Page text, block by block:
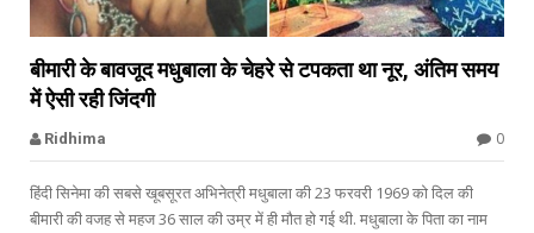

बीमारी के बावजूद मधुबाला के चेहरे से टपकता था नूर, अंतिम समय
में ऐसी रही जिंदगी
Ridhima 0
हिंदी सिनेमा की सबसे खूबसूरत अभिनेत्री मधुबाला की 23 फरवरी 1969 को दिल की
बीमारी की वजह से महज 36 साल की उम्र में ही मौत हो गई थी. मधुबाला के पिता का नाम
Sohail Khan